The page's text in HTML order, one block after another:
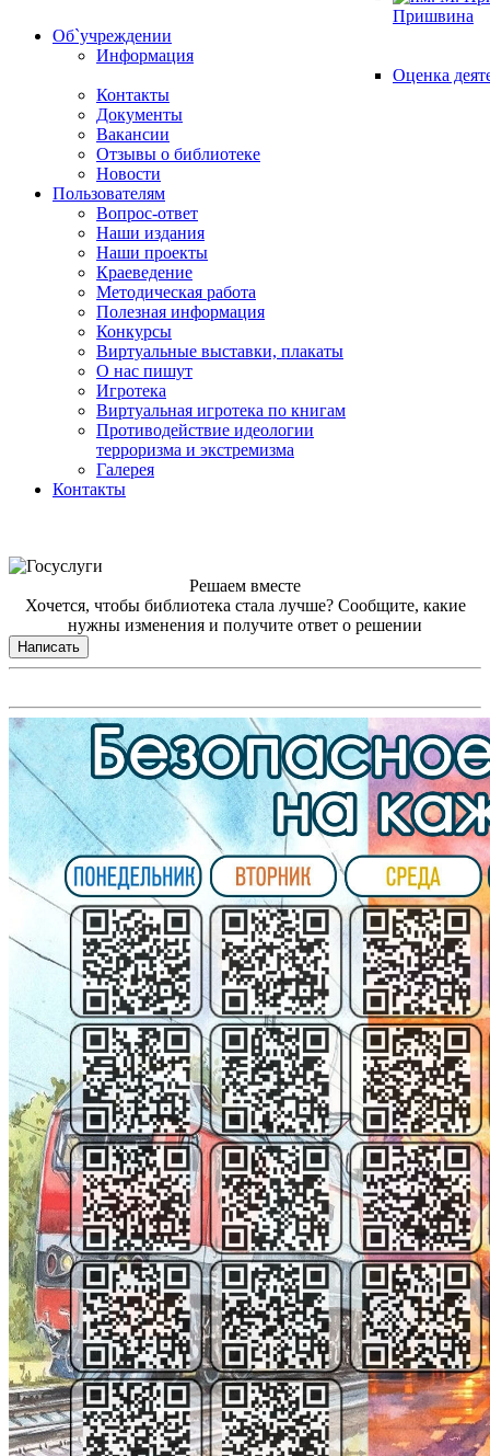
Пришвина
Об`учреждении
Информация
Оценка
Контакты
Документы
Вакансии
Отзывы о библиотеке
Новости
Пользователям
Вопрос-ответ
Наши издания
Наши проекты
Краеведение
Методическая работа
Полезная информация
Конкурсы
Виртуальные выставки, плакаты
О нас пишут
Игротека
Виртуальная игротека по книгам
Противодействие идеологии
терроризма и экстремизма
Галерея
Контакты
Решаем вместе
Хочется, чтобы библиотека стала лучше? Сообщите, какие
нужны изменения и получите ответ о решении
Написать